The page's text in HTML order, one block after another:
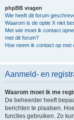
phpBB vragen
Wie heeft dit forum
Waarom is de optie X niet
Met wie moet ik contact
met dit forum?
Hoe neem ik contact op met
Aanmeld- en
Waarom moet ik me
De beheerder heeft
berichten te plaatsen.
functies gebruiken. Zo